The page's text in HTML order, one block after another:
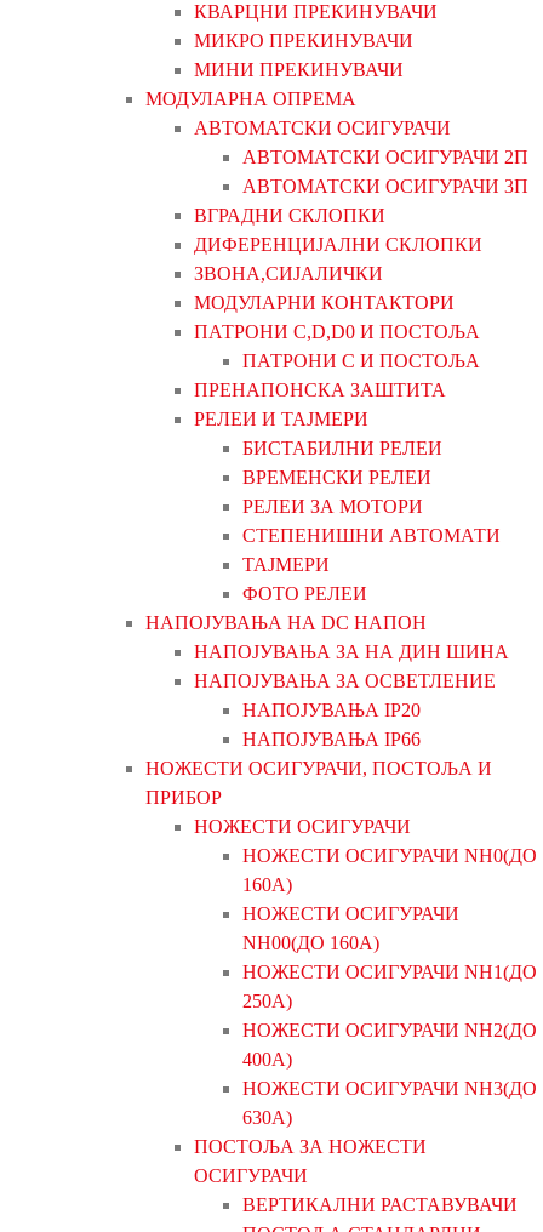
КВАРЦНИ ПРЕКИНУВАЧИ
МИКРО ПРЕКИНУВАЧИ
МИНИ ПРЕКИНУВАЧИ
МОДУЛАРНА ОПРЕМА
АВТОМАТСКИ ОСИГУРАЧИ
АВТОМАТСКИ ОСИГУРАЧИ 2П
АВТОМАТСКИ ОСИГУРАЧИ 3П
ВГРАДНИ СКЛОПКИ
ДИФЕРЕНЦИЈАЛНИ СКЛОПКИ
ЗВОНА,СИЈАЛИЧКИ
МОДУЛАРНИ КОНТАКТОРИ
ПАТРОНИ C,D,D0 И ПОСТОЉА
ПАТРОНИ C И ПОСТОЉА
ПРЕНАПОНСКА ЗАШТИТА
РЕЛЕИ И ТАЈМЕРИ
БИСТАБИЛНИ РЕЛЕИ
ВРЕМЕНСКИ РЕЛЕИ
РЕЛЕИ ЗА МОТОРИ
СТЕПЕНИШНИ АВТОМАТИ
ТАЈМЕРИ
ФОТО РЕЛЕИ
НАПОЈУВАЊА НА DC НАПОН
НАПОЈУВАЊА ЗА НА ДИН ШИНА
НАПОЈУВАЊА ЗА ОСВЕТЛЕНИЕ
НАПОЈУВАЊА IP20
НАПОЈУВАЊА IP66
НОЖЕСТИ ОСИГУРАЧИ, ПОСТОЉА И
ПРИБОР
НОЖЕСТИ ОСИГУРАЧИ
НОЖЕСТИ ОСИГУРАЧИ NH0(ДО
160А)
НОЖЕСТИ ОСИГУРАЧИ
NH00(ДО 160А)
НОЖЕСТИ ОСИГУРАЧИ NH1(ДО
250А)
НОЖЕСТИ ОСИГУРАЧИ NH2(ДО
400А)
НОЖЕСТИ ОСИГУРАЧИ NH3(ДО
630А)
ПОСТОЉА ЗА НОЖЕСТИ
ОСИГУРАЧИ
ВЕРТИКАЛНИ РАСТАВУВАЧИ